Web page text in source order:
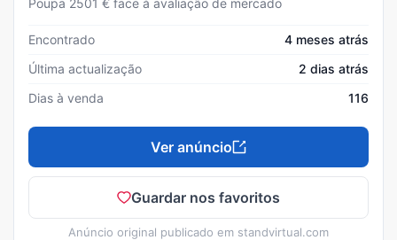
Poupa 2501 € face à avaliação de mercado
Encontrado
4 meses atrás
Última actualização
2 dias atrás
Dias à venda
116
Ver anúncio
Guardar nos favoritos
Anúncio original publicado em standvirtual.com